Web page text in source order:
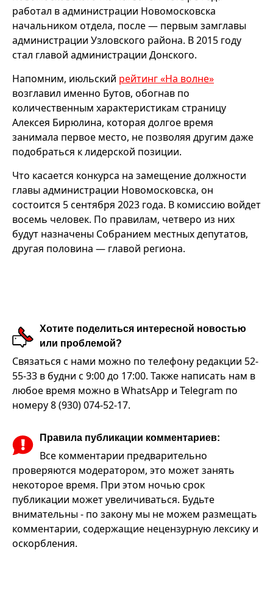
работал в администрации Новомосковска
начальником отдела, после — первым замглавы
администрации Узловского района. В 2015 году
стал главой администрации Донского.
Напомним, июльский рейтинг «На волне»
возглавил именно Бутов, обогнав по
количественным характеристикам страницу
Алексея Бирюлина, которая долгое время
занимала первое место, не позволяя другим даже
подобраться к лидерской позиции.
Что касается конкурса на замещение должности
главы администрации Новомосковска, он
состоится 5 сентября 2023 года. В комиссию войдет
восемь человек. По правилам, четверо из них
будут назначены Собранием местных депутатов,
другая половина — главой региона.
Хотите поделиться интересной новостью
или проблемой?
Связаться с нами можно по телефону редакции 52-
55-33 в будни с 9:00 до 17:00. Также написать нам в
любое время можно в WhatsApp и Telegram по
номеру 8 (930) 074-52-17.
Правила публикации комментариев:
Все комментарии предварительно
проверяются модератором, это может занять
некоторое время. При этом ночью срок
публикации может увеличиваться. Будьте
внимательны - по закону мы не можем размещать
комментарии, содержащие нецензурную лексику и
оскорбления.